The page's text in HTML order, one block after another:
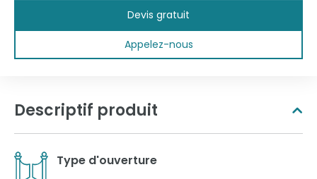
Devis gratuit
Appelez-nous
Descriptif produit
Type d'ouverture